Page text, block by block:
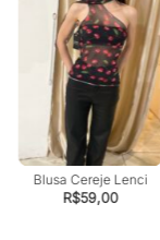
Blusa Cereje Lenci
R$59,00